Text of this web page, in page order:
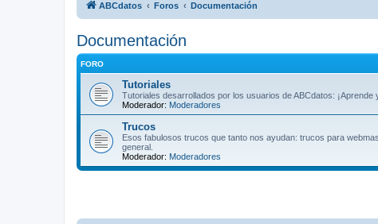
ABCdatos Foros Documentación
Documentación
FORO
Tutoriales
Tutoriales desarrollados por los usuarios de ABCdatos: ¡Aprende
Moderador: Moderadores
Trucos
Esos fabulosos trucos que tanto nos ayudan: trucos para
general.
Moderador: Moderadores